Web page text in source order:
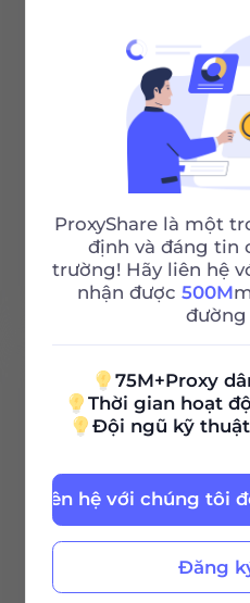
Lựa chọn
gia
Phiên
Băng thông
Http/Socks5
Hỗ trợ 24/7
100G
$0.85 /GB
$85 / 30Ngày
Thời hạn hiệu
ProxyShare là một
định và đáng tin
trường! Hãy liên hệ
nhận được500M
75M+Proxy
Thời gian hoạt
Đội ngũ kỹ
Đăng
Liên hệ với chúng tôi